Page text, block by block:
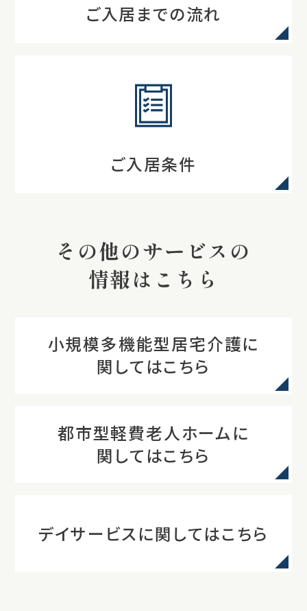
ご入居までの流れ
ご入居条件
その他のサービスの
情報はこちら
小規模多機能型居宅介護に
関してはこちら
都市型軽費老人ホームに
関してはこちら
デイサービスに関してはこちら